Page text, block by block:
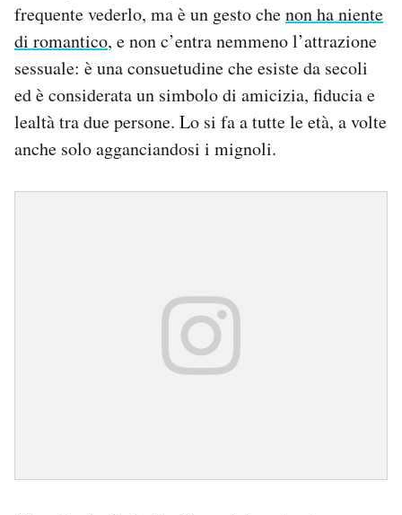
frequente vederlo, ma è un gesto chenon ha niente
di romantico, e non c’entra nemmeno l’attrazione
sessuale: è una consuetudine che esiste da secoli
ed è considerata un simbolo di amicizia, fiducia e
lealtà tra due persone. Lo si fa a tutte le età, a volte
anche solo agganciandosi i mignoli.